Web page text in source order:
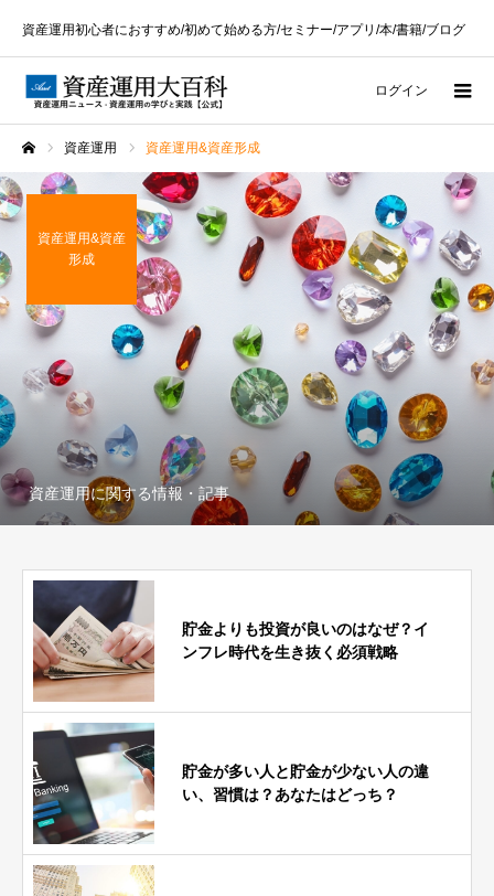
資産運用初心者におすすめ/初めて始める方/セミナー/アプリ/本/書籍/ブログ
ログイン
資産運用 資産運用&資産形成
資産運用&資産
形成
資産運用に関する情報・記事
貯金よりも投資が良いのはなぜ？イ
ンフレ時代を生き抜く必須戦略
貯金が多い人と貯金が少ない人の違
い、習慣は？あなたはどっち？